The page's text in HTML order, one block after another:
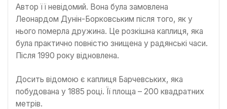
Автор її невідомий. Вона була замовлена
Леонардом Дунін-Борковським після того, як у
нього померла дружина. Це розкішна каплиця, яка
була практично повністю знищена у радянські часи.
Після 1990 року відновлена.
Досить відомою є каплиця Барчевських, яка
побудована у 1885 році. Її площа – 200 квадратних
метрів.